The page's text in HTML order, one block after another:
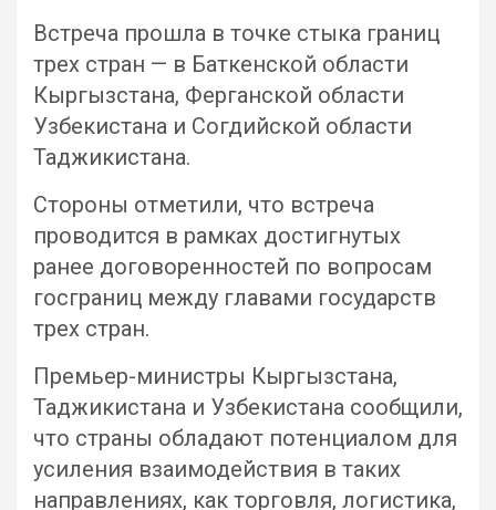
Встреча прошла в точке стыка границ
трех стран — в Баткенской области
Кыргызстана, Ферганской области
Узбекистана и Согдийской области
Таджикистана.
Стороны отметили, что встреча
проводится в рамках достигнутых
ранее договоренностей по вопросам
госграниц между главами государств
трех стран.
Премьер-министры Кыргызстана,
Таджикистана и Узбекистана сообщили,
что страны обладают потенциалом для
усиления взаимодействия в таких
направлениях, как торговля, логистика,